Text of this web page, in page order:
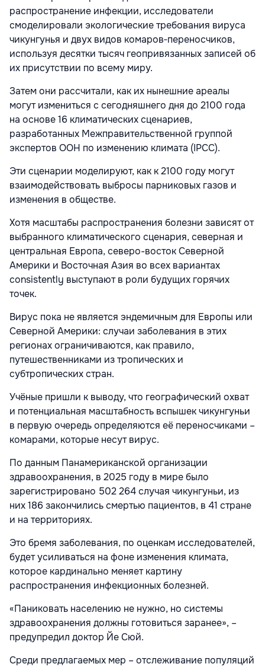
распространение инфекции, исследователи
смоделировали экологические требования вируса
чикунгунья и двух видов комаров‑переносчиков,
используя десятки тысяч геопривязанных записей об
их присутствии по всему миру.
Затем они рассчитали, как их нынешние ареалы
могут измениться с сегодняшнего дня до 2100 года
на основе 16 климатических сценариев,
разработанных Межправительственной группой
экспертов ООН по изменению климата (IPCC).
Эти сценарии моделируют, как к 2100 году могут
взаимодействовать выбросы парниковых газов и
изменения в обществе.
Хотя масштабы распространения болезни зависят от
выбранного климатического сценария, северная и
центральная Европа, северо-восток Северной
Америки и Восточная Азия во всех вариантах
consistently выступают в роли будущих горячих
точек.
Вирус пока не является эндемичным для Европы или
Северной Америки: случаи заболевания в этих
регионах ограничиваются, как правило,
путешественниками из тропических и
субтропических стран.
Учёные пришли к выводу, что географический охват
и потенциальная масштабность вспышек чикунгуньи
в первую очередь определяются её переносчиками –
комарами, которые несут вирус.
По данным Панамериканской организации
здравоохранения, в 2025 году в мире было
зарегистрировано 502 264 случая чикунгуньи, из
них 186 закончились смертью пациентов, в 41 стране
и на территориях.
Это бремя заболевания, по оценкам исследователей,
будет усиливаться на фоне изменения климата,
которое кардинально меняет картину
распространения инфекционных болезней.
«Паниковать населению не нужно, но системы
здравоохранения должны готовиться заранее», –
предупредил доктор Йе Сюй.
Среди предлагаемых мер – отслеживание популяций